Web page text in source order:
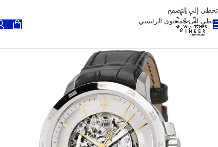
تخطي إلى التصفح
تخطي إلى المحتوى الرئيسي